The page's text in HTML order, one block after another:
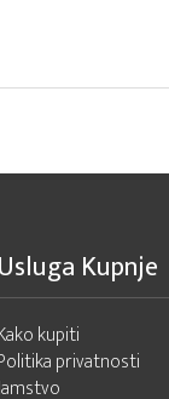
Usluga Kupnje
kupiti
privatnosti